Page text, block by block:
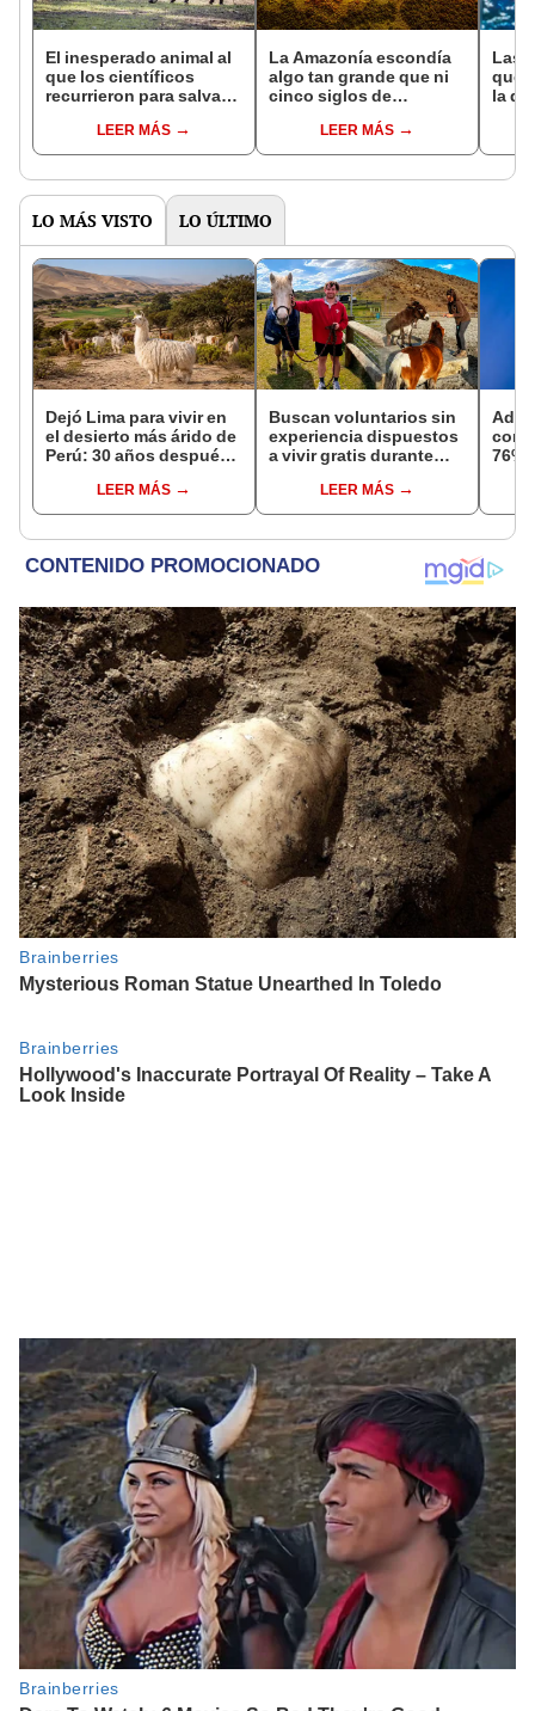
El inesperado animal al
que los científicos
recurrieron para salvar
reintroducción de un
asno salvaje está
en un paisaje con más
LEER MÁS
La Amazonía escondía
algo tan grande que ni
cinco siglos de
encontrarlo: el hallazgo
podría cambiar todo lo
pasado
LEER MÁS
Las
que
la de
LO MÁS VISTO LO ÚLTIMO
Dejó Lima para vivir en
el desierto más árido de
Perú: 30 años después,
creó un sorprendente
ecosistema
LEER MÁS
Buscan voluntarios sin
experiencia dispuestos
a vivir gratis durante
cuidar caballos, burros
y otros animales
LEER MÁS
con
76%